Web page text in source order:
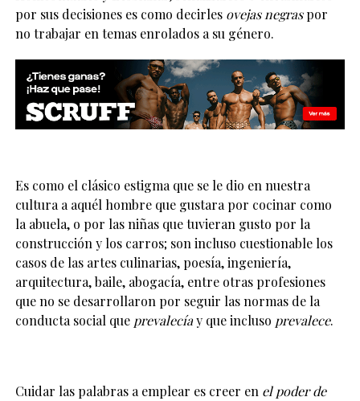
por sus decisiones es como decirles ovejas negraspor
no trabajar en temas enrolados a su género.
Es como el clásico estigma que se le dio en nuestra
cultura a aquél hombre que gustara por cocinar como
la abuela, o por las niñas que tuvieran gusto por la
construcción y los carros; son incluso cuestionable los
casos de las artes culinarias, poesía, ingeniería,
arquitectura, baile, abogacía, entre otras profesiones
que no se desarrollaron por seguir las normas de la
conducta social que prevalecíay que incluso prevalece.
Cuidar las palabras a emplear es creer en el poder de